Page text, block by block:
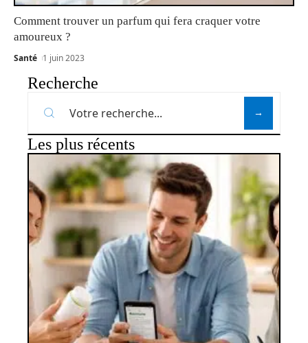
Comment trouver un parfum qui fera craquer votre
amoureux ?
Santé 1 juin 2023
Recherche
Les plus récents